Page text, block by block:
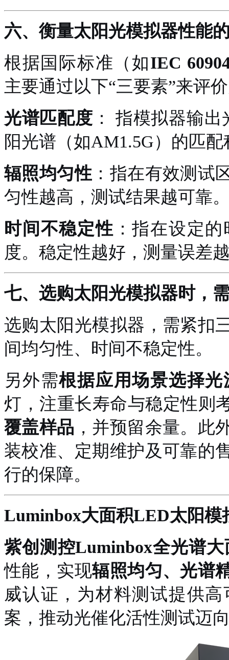
六、衡量太阳光模拟器性能
根据国际标准（如IEC
主要通过以下“三要素”来评价
光谱匹配度 ：
指模拟器输出
阳光谱（如AM1.5G）的匹
辐照均匀性 ：指在有效测试
匀性越高，测试结果越可靠
时间不稳定性 ：指在设定
度。稳定性越好，测量误差
七、 选购太阳光模拟器时，
选购太阳光模拟器，需紧扣
间均匀性、时间不稳定性。
另外需根据应用场景选择光
灯，注重长寿命与稳定性则
覆盖样品 ，并预留余量。此
装校准、定期维护及可靠的
行的保障。
Luminbox大面积LED太阳模
紫创测控Luminbox全光谱
性能，实现辐照均匀、光谱
威认证，为材料测试提供
案，推动光催化活性测试迈